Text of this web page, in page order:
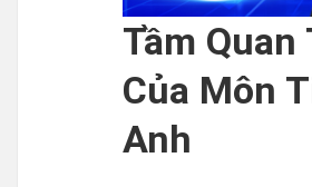
Tầm Quan
Của Môn
Anh